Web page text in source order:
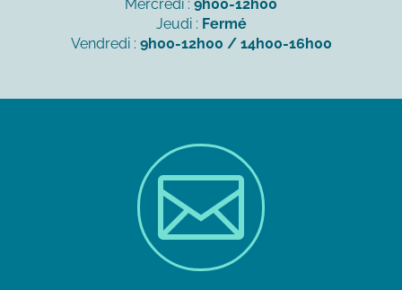
Mercredi : 9h00-12h00
Jeudi : Fermé
Vendredi : 9h00-12h00 / 14h00-16h00
